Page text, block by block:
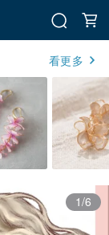
看更多
1/6